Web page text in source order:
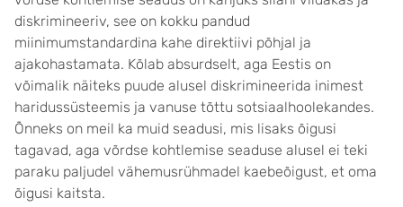
diskrimineeriv, see on kokku pandud
miinimumstandardina kahe direktiivi põhjal ja
ajakohastamata. Kõlab absurdselt, aga Eestis on
võimalik näiteks puude alusel diskrimineerida inimest
haridussüsteemis ja vanuse tõttu sotsiaalhoolekandes.
Õnneks on meil ka muid seadusi, mis lisaks õigusi
tagavad, aga võrdse kohtlemise seaduse alusel ei teki
paraku paljudel vähemusrühmadel kaebeõigust, et oma
õigusi kaitsta.